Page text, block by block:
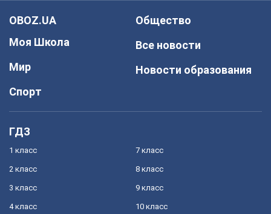
OBOZ.UA
Моя Школа
Мир
Спорт
Общество
Все новости
Новости образования
ГДЗ
1 класс
2 класс
3 класс
4 класс
7 класс
8 класс
9 класс
10 класс